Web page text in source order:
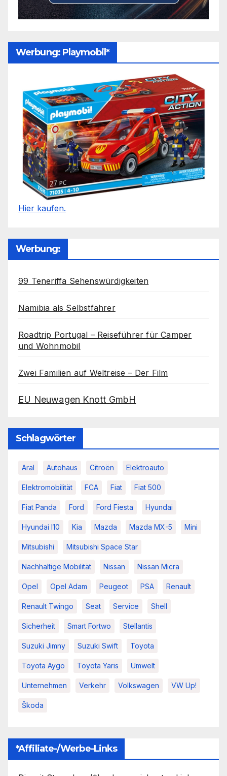
Werbung: Playmobil*
Hier kaufen.
Werbung:
99 Teneriffa Sehenswürdigkeiten
Namibia als Selbstfahrer
Roadtrip Portugal – Reiseführer für Camper
und Wohnmobil
Zwei Familien auf Weltreise – Der Film
EU Neuwagen Knott GmbH
Schlagwörter
Aral Autohaus Citroën Elektroauto
Elektromobilität FCA Fiat Fiat 500
Fiat Panda Ford Ford Fiesta Hyundai
Hyundai I10 Kia Mazda Mazda MX-5 Mini
Mitsubishi Mitsubishi Space Star
Nachhaltige Mobilität Nissan Nissan Micra
Opel Opel Adam Peugeot PSA Renault
Renault Twingo Seat Service Shell
Sicherheit Smart Fortwo Stellantis
Suzuki Jimny Suzuki Swift Toyota
Toyota Aygo Toyota Yaris Umwelt
Unternehmen Verkehr Volkswagen VW Up!
Škoda
*Affiliate-/Werbe-Links